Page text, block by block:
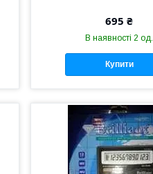
695 ₴
В наявності 2 од.
Купити